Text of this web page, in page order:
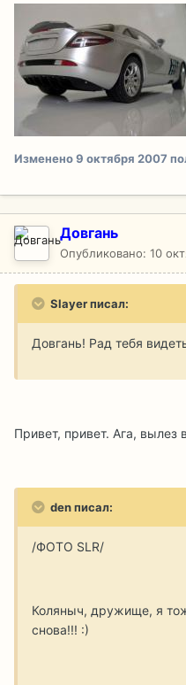
Изменено9 октября 2007
Довгань
Опубликовано: 10
Slayer писал:
Довгань! Рад тебя
Привет, привет. Ага, вылез
den писал:
/ФОТО SLR/
Коляныч, дружище, я
снова!!! :)